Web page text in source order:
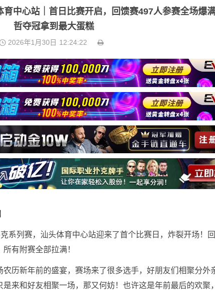
育中心站｜首日比赛开启，回馈赛497人参赛全场爆
哲夺冠拿到最大蛋糕
2026年1月30日 12:24:22
系列赛，汕头体育中心站迎来了首个比赛日，炸裂开场！
有附赛全部拉满！
历新年前的盛宴，赛场来了很多选手，好朋友们相聚分外
来和好友相聚一场，那又何妨！也许这是年前最后的欢聚